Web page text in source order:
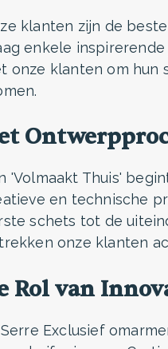
klanten zijn de
enkele inspirerende
onze klanten om hun
'Volmaakt Thuis'
en technische
schets tot de
onze klanten
Rol van
Exclusief